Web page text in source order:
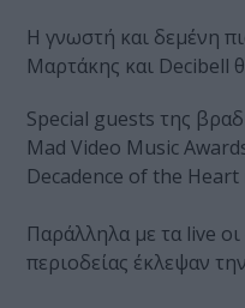
Η γνωστή και δεμένη
Μαρτάκης και Decibell
Special guests της
Mad Video Music
Decadence of the Heart
Παράλληλα με τα live
περιοδείας έκλεψαν